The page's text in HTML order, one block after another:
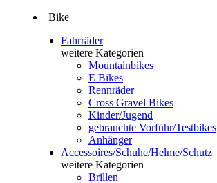
Bike
Fahrräder
weitere Kategorien
Mountainbikes
E Bikes
Rennräder
Cross Gravel Bikes
Kinder/Jugend
gebrauchte Vorführ/Testbikes
Anhänger
Accessoires/Schuhe/Helme/Schutz
weitere Kategorien
Brillen